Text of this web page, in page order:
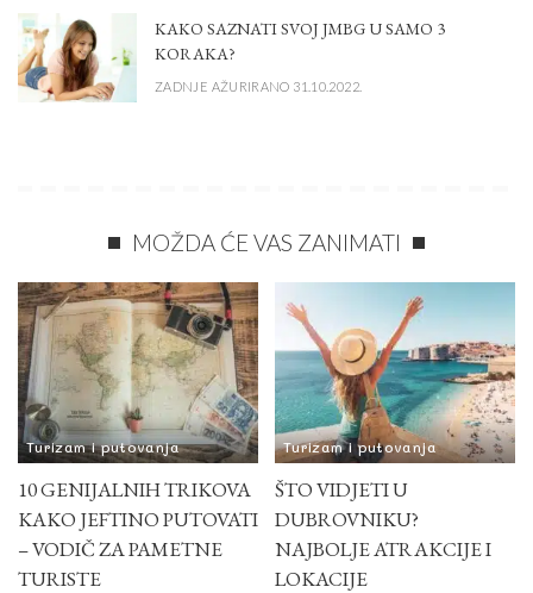
KAKO SAZNATI SVOJ JMBG U SAMO 3
KORAKA?
ZADNJE AŽURIRANO 31.10.2022.
MOŽDA ĆE VAS ZANIMATI
Turizam i putovanja
10 GENIJALNIH TRIKOVA
KAKO JEFTINO PUTOVATI
– VODIČ ZA PAMETNE
TURISTE
Turizam i putovanja
ŠTO VIDJETI U
DUBROVNIKU?
NAJBOLJE ATRAKCIJE I
LOKACIJE